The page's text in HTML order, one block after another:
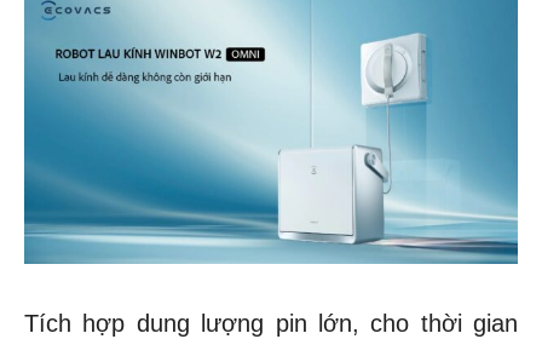
Tích hợp dung lượng pin lớn, cho thời gian